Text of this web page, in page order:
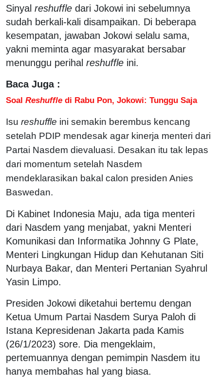
Sinyal reshuffle dari Jokowi ini sebelumnya
sudah berkali-kali disampaikan. Di beberapa
kesempatan, jawaban Jokowi selalu sama,
yakni meminta agar masyarakat bersabar
menunggu perihal reshuffle ini.
Baca Juga :
Soal Reshuffle di Rabu Pon, Jokowi: Tunggu Saja
Isu reshuffle ini semakin berembus kencang
setelah PDIP mendesak agar kinerja menteri dari
Partai Nasdem dievaluasi. Desakan itu tak lepas
dari momentum setelah Nasdem
mendeklarasikan bakal calon presiden Anies
Baswedan.
Di Kabinet Indonesia Maju, ada tiga menteri
dari Nasdem yang menjabat, yakni Menteri
Komunikasi dan Informatika Johnny G Plate,
Menteri Lingkungan Hidup dan Kehutanan Siti
Nurbaya Bakar, dan Menteri Pertanian Syahrul
Yasin Limpo.
Presiden Jokowi diketahui bertemu dengan
Ketua Umum Partai Nasdem Surya Paloh di
Istana Kepresidenan Jakarta pada Kamis
(26/1/2023) sore. Dia mengeklaim,
pertemuannya dengan pemimpin Nasdem itu
hanya membahas hal yang biasa.